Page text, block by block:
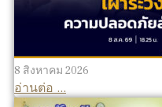
8 สิงหาคม 2026
อ่านต่อ ...